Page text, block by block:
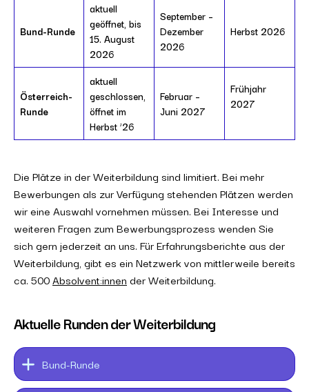
Bund-Runde
aktuell
geöffnet, bis
15. August
2026
September –
Dezember
2026
Herbst 2026
Österreich-
Runde
aktuell
geschlossen,
öffnet im
Herbst ’26
Februar –
Juni 2027
Frühjahr
2027
Die Plätze in der Weiterbildung sind limitiert. Bei mehr
Bewerbungen als zur Verfügung stehenden Plätzen werden
wir eine Auswahl vornehmen müssen. Bei Interesse und
weiteren Fragen zum Bewerbungsprozess wenden Sie
sich gern jederzeit an uns. Für Erfahrungsberichte aus der
Weiterbildung, gibt es ein Netzwerk von mittlerweile bereits
ca. 500Absolvent:innen der Weiterbildung.
Aktuelle Runden der Weiterbildung
Bund-Runde